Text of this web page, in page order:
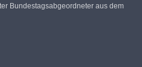
Bundestagsabgeordneter aus dem